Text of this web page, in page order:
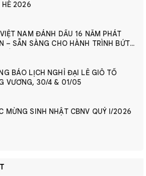
HÈ 2026
NAM ĐÁNH DẤU 16 NĂM PHÁT
– SẴN SÀNG CHO HÀNH TRÌNH BỨT
BÁO LỊCH NGHỈ ĐẠI LỄ GIỖ TỔ
VƯƠNG, 30/4 & 01/05
MỪNG SINH NHẬT CBNV QUÝ I/2026